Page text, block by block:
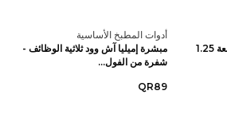
إبريق شاي "ثيو" - رملي - سعة 1.25
أدوات المطبخ الأساسية
مبشرة إميليا آش وود ثلاثية الوظائف -
شفرة من الفول...
QR89